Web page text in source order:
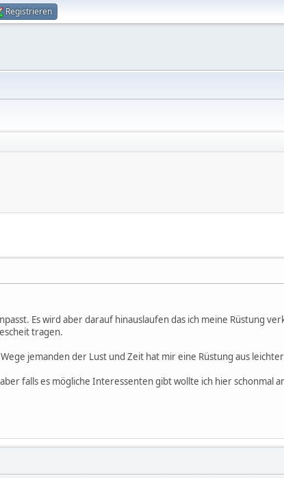
Registrieren
Es wird aber darauf hinauslaufen das ich meine Rüstung
tragen.
jemanden der Lust und Zeit hat mir eine Rüstung aus
falls es mögliche Interessenten gibt wollte ich hier schonmal